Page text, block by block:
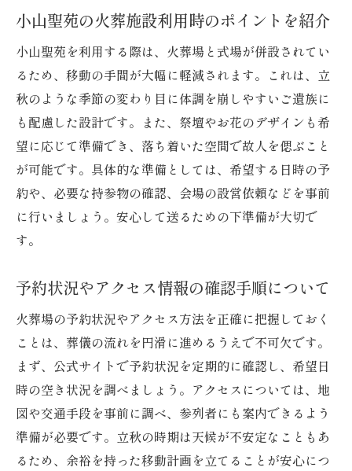
小山聖苑の火葬施設利用時のポイントを紹介
小山聖苑を利用する際は、火葬場と式場が併設されてい
るため、移動の手間が大幅に軽減されます。これは、立
秋のような季節の変わり目に体調を崩しやすいご遺族に
も配慮した設計です。また、祭壇やお花のデザインも希
望に応じて準備でき、落ち着いた空間で故人を偲ぶこと
が可能です。具体的な準備としては、希望する日時の予
約や、必要な持参物の確認、会場の設営依頼などを事前
に行いましょう。安心して送るための下準備が大切で
す。
予約状況やアクセス情報の確認手順について
火葬場の予約状況やアクセス方法を正確に把握しておく
ことは、葬儀の流れを円滑に進めるうえで不可欠です。
まず、公式サイトで予約状況を定期的に確認し、希望日
時の空き状況を調べましょう。アクセスについては、地
図や交通手段を事前に調べ、参列者にも案内できるよう
準備が必要です。立秋の時期は天候が不安定なこともあ
るため、余裕を持った移動計画を立てることが安心につ